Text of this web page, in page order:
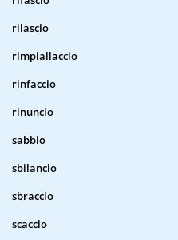
rilascio
rimpiallaccio
rinfaccio
rinuncio
sabbio
sbilancio
sbraccio
scaccio